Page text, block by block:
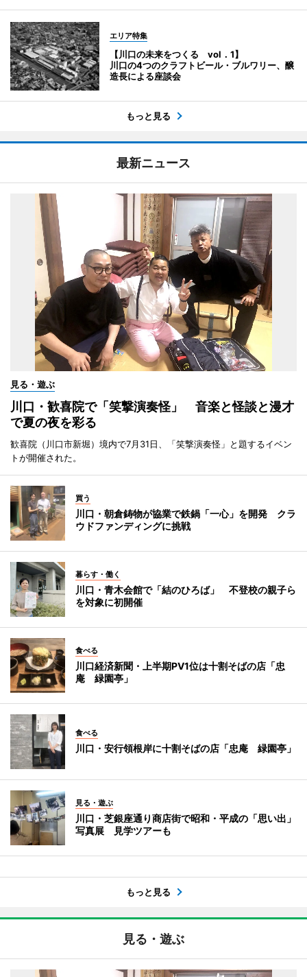
エリア特集
【川口の未来をつくる vol．1】
川口の4つのクラフトビール・ブルワリー、醸
造長による座談会
もっと見る
最新ニュース
見る・遊ぶ
川口・歓喜院で「笑撃演奏怪」 音楽と怪談と漫才
で夏の夜を彩る
歓喜院（川口市新堀）境内で7月31日、「笑撃演奏怪」と題するイベン
トが開催された。
買う
川口・朝倉鋳物が協業で鉄鍋「一心」を開発 クラ
ウドファンディングに挑戦
暮らす・働く
川口・青木会館で「結のひろば」 不登校の親子ら
を対象に初開催
食べる
川口経済新聞・上半期PV1位は十割そばの店「忠
庵 緑園亭」
食べる
川口・安行領根岸に十割そばの店「忠庵 緑園亭」
見る・遊ぶ
川口・芝銀座通り商店街で昭和・平成の「思い出」
写真展 見学ツアーも
もっと見る
見る・遊ぶ